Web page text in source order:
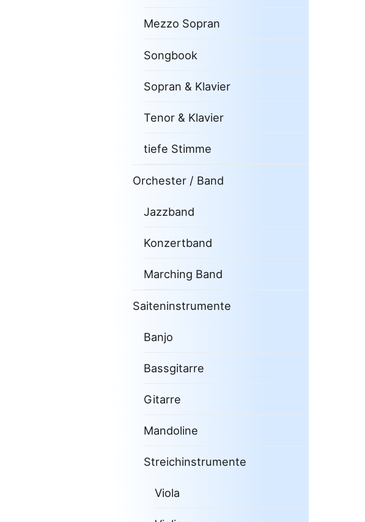
Mezzo Sopran
Songbook
Sopran & Klavier
Tenor & Klavier
tiefe Stimme
Orchester / Band
Jazzband
Konzertband
Marching Band
Saiteninstrumente
Banjo
Bassgitarre
Gitarre
Mandoline
Streichinstrumente
Viola